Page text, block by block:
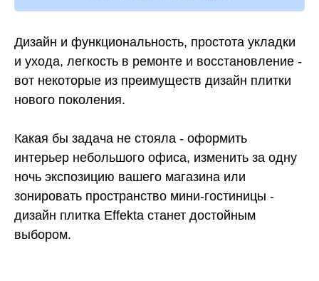
Дизайн и функциональность, простота укладки
и ухода, легкость в ремонте и восстановление -
вот некоторые из преимуществ дизайн плитки
нового поколения.
Какая бы задача не стояла - оформить
интерьер небольшого офиса, изменить за одну
ночь экспозицию вашего магазина или
зонировать пространство мини-гостиницы -
дизайн плитка Effekta станет достойным
выбором.